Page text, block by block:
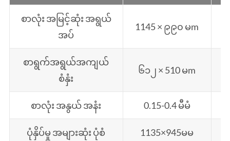
စာလုံး အမြင့်ဆုံး အရွယ်
အပ်
1145 × ၉၉၀ မm
စာရွက်အရွယ်အကျယ်
စံနှံး
၆၁၂ × 510 မm
စာလုံး အနွယ် အနံး 0.15-0.4 မီမံ
ပုံနှိပ်မှု အများဆုံး ပုံစံ 1135×945မမ